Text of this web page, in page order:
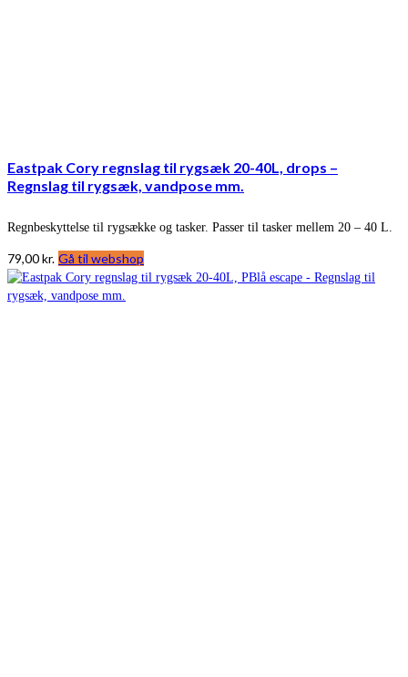
Eastpak Cory regnslag til rygsæk 20-40L, drops –
Regnslag til rygsæk, vandpose mm.
Regnbeskyttelse til rygsække og tasker. Passer til tasker mellem 20 – 40 L.
79,00kr. Gå til webshop